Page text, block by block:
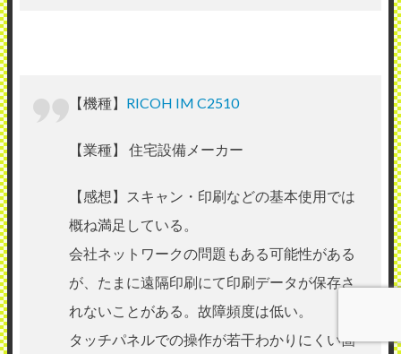
【機種】 RICOH IM C2510
【業種】 住宅設備メーカー
【感想】スキャン・印刷などの基本使用では
概ね満足している。
会社ネットワークの問題もある可能性がある
が、たまに遠隔印刷にて印刷データが保存さ
れないことがある。故障頻度は低い。
タッチパネルでの操作が若干わかりにくい箇